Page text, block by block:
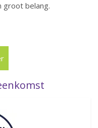
groot belang.